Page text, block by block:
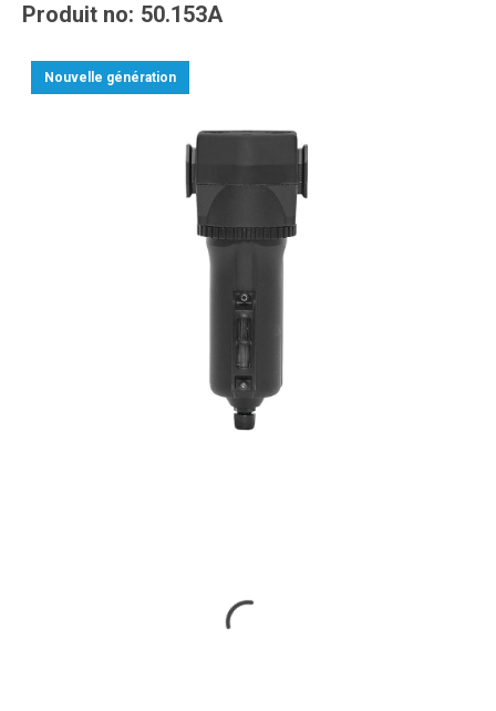
Produit no: 50.153A
Nouvelle génération